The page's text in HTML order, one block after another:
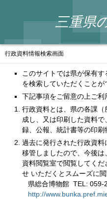
三重県
行政資料情報検索画面
このサイトでは県が保有す
を検索していただくことが
下記事項をご留意の上ご利
行政資料とは、県の各課
成し、又は印刷した資料
録、公報、統計書等の印刷
過去に発行された行政資
移管しましたので、今後
資料閲覧室で閲覧してく
せ いただくとスムーズに
県総合博物館 TEL: 059-
http://